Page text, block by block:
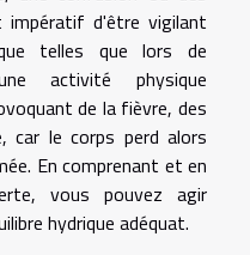
impératif d'être vigilant
telles que lors de
activité physique
de la fièvre, des
car le corps perd alors
En comprenant et en
vous pouvez agir
hydrique adéquat.